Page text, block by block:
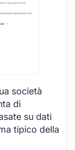
società
di
su dati
tipico della